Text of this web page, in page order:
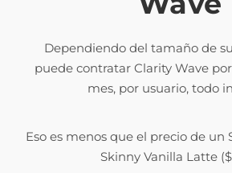
Dependiendo del tamaño de
puede contratar Clarity Wave
mes, por usuario, todo
Eso es menos que el precio de un
Skinny Vanilla Latte